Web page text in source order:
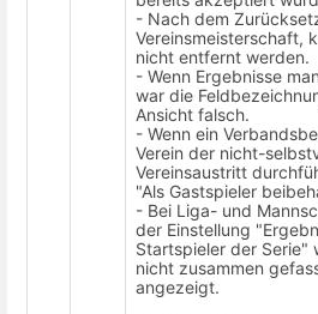
- Nach dem
Vereinsmeisterschaft,
nicht entfernt werden.
- Wenn Ergebnisse
war die
Ansicht falsch.
- Wenn ein
Verein der nicht-
Vereinsaustritt
"Als Gastspieler
- Bei Liga- und
der Einstellung
Startspieler der Serie"
nicht zusammen
angezeigt.